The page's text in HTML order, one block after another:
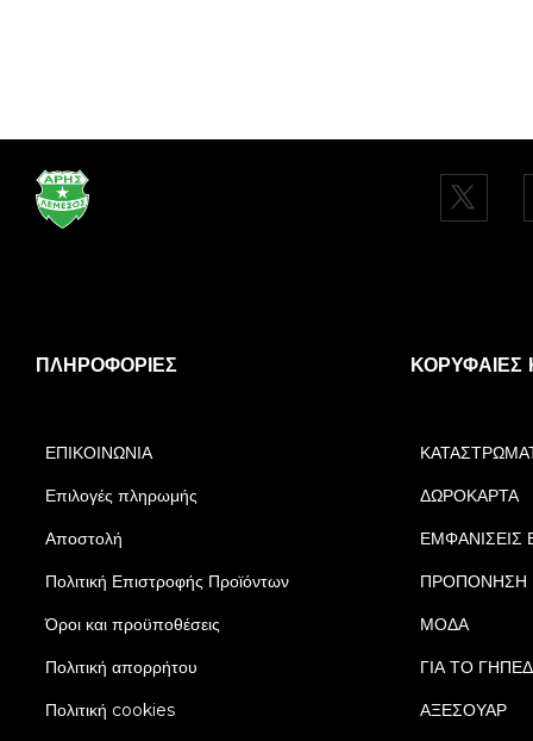
ΠΛΗΡΟΦΟΡΊΕΣ
ΕΠΙΚΟΙΝΩΝΙΑ
Επιλογές πληρωμής
Αποστολή
Πολιτική Επιστροφής Προϊόντων
Όροι και προϋποθέσεις
Πολιτική απορρήτου
Πολιτική cookies
ΚΟΡΥΦΑΊΕΣ
ΔΩΡΟΚΑΡΤΑ
ΕΜΦΑΝΙΣΕΙΣ
ΠΡΟΠΟΝΗΣΗ
ΜΟΔΑ
ΓΙΑ ΤΟ
ΑΞΕΣΟΥΑΡ